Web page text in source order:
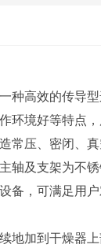
高效的传导型
环境好等特点
常压、密闭、
轴及支架为不
备，可满足用
加到干燥器上